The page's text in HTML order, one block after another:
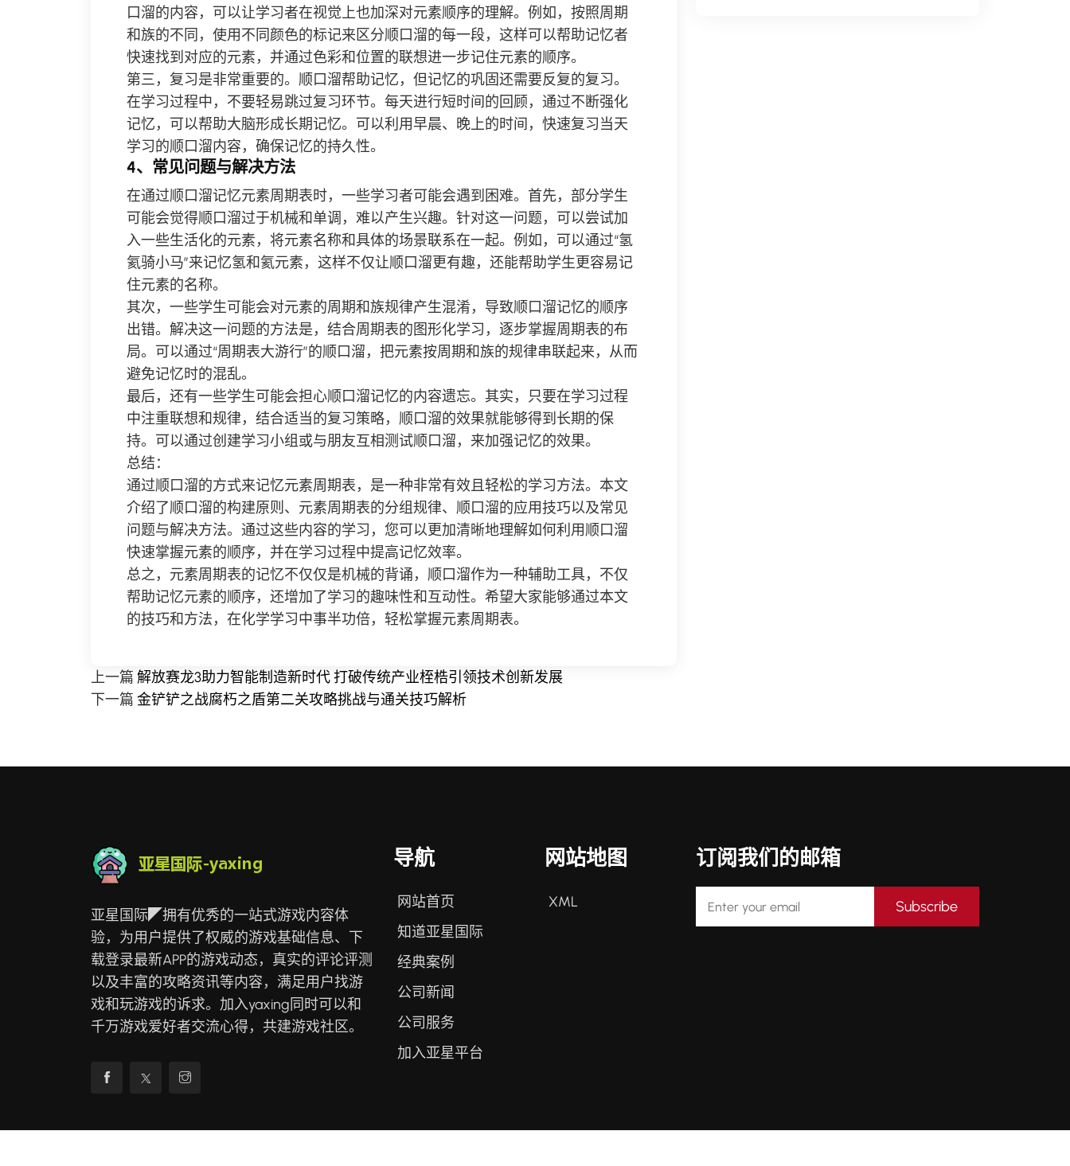
口溜的内容，可以让学习者在视觉上也加深对元素顺序的理解。例如，按照周期
和族的不同，使用不同颜色的标记来区分顺口溜的每一段，这样可以帮助记忆者
快速找到对应的元素，并通过色彩和位置的联想进一步记住元素的顺序。
第三，复习是非常重要的。顺口溜帮助记忆，但记忆的巩固还需要反复的复习。
在学习过程中，不要轻易跳过复习环节。每天进行短时间的回顾，通过不断强化
记忆，可以帮助大脑形成长期记忆。可以利用早晨、晚上的时间，快速复习当天
学习的顺口溜内容，确保记忆的持久性。
4、常见问题与解决方法
在通过顺口溜记忆元素周期表时，一些学习者可能会遇到困难。首先，部分学生
可能会觉得顺口溜过于机械和单调，难以产生兴趣。针对这一问题，可以尝试加
入一些生活化的元素，将元素名称和具体的场景联系在一起。例如，可以通过“氢
氦骑小马”来记忆氢和氦元素，这样不仅让顺口溜更有趣，还能帮助学生更容易记
住元素的名称。
其次，一些学生可能会对元素的周期和族规律产生混淆，导致顺口溜记忆的顺序
出错。解决这一问题的方法是，结合周期表的图形化学习，逐步掌握周期表的布
局。可以通过“周期表大游行”的顺口溜，把元素按周期和族的规律串联起来，从而
避免记忆时的混乱。
最后，还有一些学生可能会担心顺口溜记忆的内容遗忘。其实，只要在学习过程
中注重联想和规律，结合适当的复习策略，顺口溜的效果就能够得到长期的保
持。可以通过创建学习小组或与朋友互相测试顺口溜，来加强记忆的效果。
总结：
通过顺口溜的方式来记忆元素周期表，是一种非常有效且轻松的学习方法。本文
介绍了顺口溜的构建原则、元素周期表的分组规律、顺口溜的应用技巧以及常见
问题与解决方法。通过这些内容的学习，您可以更加清晰地理解如何利用顺口溜
快速掌握元素的顺序，并在学习过程中提高记忆效率。
总之，元素周期表的记忆不仅仅是机械的背诵，顺口溜作为一种辅助工具，不仅
帮助记忆元素的顺序，还增加了学习的趣味性和互动性。希望大家能够通过本文
的技巧和方法，在化学学习中事半功倍，轻松掌握元素周期表。
上一篇 解放赛龙3助力智能制造新时代 打破传统产业桎梏引领技术创新发展
下一篇 金铲铲之战腐朽之盾第二关攻略挑战与通关技巧解析
亚星国际◤拥有优秀的一站式游戏内容体
验，为用户提供了权威的游戏基础信息、下
载登录最新APP的游戏动态，真实的评论评测
以及丰富的攻略资讯等内容，满足用户找游
戏和玩游戏的诉求。加入yaxing同时可以和
千万游戏爱好者交流心得，共建游戏社区。
导航
网站首页
知道亚星国际
经典案例
公司新闻
公司服务
加入亚星平台
网站地图
XML
订阅我们的邮箱
Subscribe